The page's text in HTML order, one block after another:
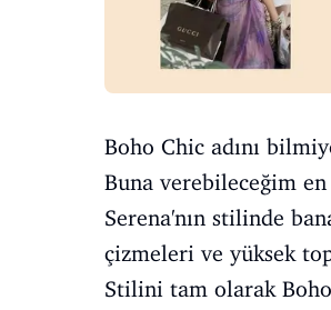
Boho Chic adını
Buna verebileceğim
Serena'nın stilinde
çizmeleri ve yüksek
Stilini tam olarak